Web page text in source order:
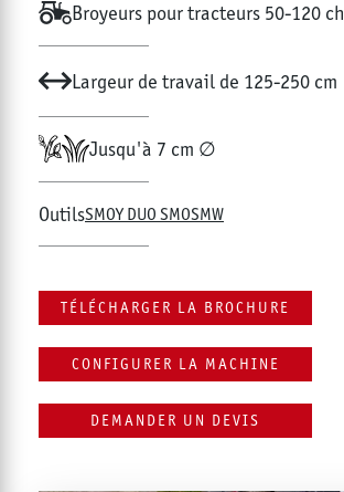
Broyeurs pour tracteurs 50-120 ch
Largeur de travail de 125-250 cm
Jusqu'à 7 cm ∅
OutilsSMOY DUO SMOSMW
TÉLÉCHARGER LA BROCHURE
CONFIGURER LA MACHINE